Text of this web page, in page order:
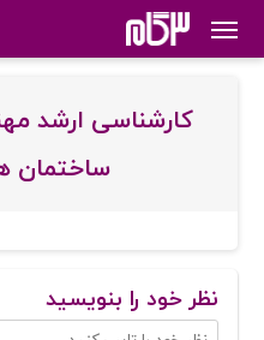
کارشناسی ارشد
ساختمان
نظر خود را بنویسید